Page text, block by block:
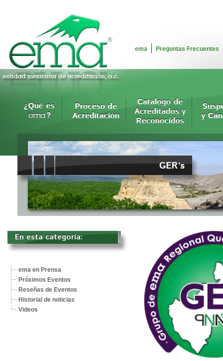
ema Preguntas Frecuentes
En esta categoría:
ema en Prensa
Próximos Eventos
Reseñas de Eventos
Historial de noticias
Videos